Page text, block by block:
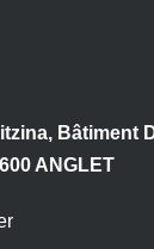
Bâtiment
ANGLET